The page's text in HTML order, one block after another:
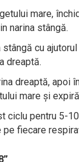
mare,
narina stângă.
stângă cu
dreaptă.
dreaptă, apoi
mare și
ciclu pentru 5-
pe fiecare